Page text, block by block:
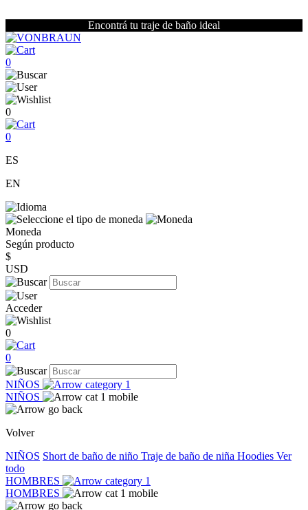
Encontrá tu traje de baño ideal
0
0
0
ES
EN
Moneda
Según producto
$
USD
Acceder
0
0
NIÑOS
NIÑOS
Volver
NIÑOS Short de baño de niño Traje de baño de niña Hoodies Ver
todo
HOMBRES
HOMBRES